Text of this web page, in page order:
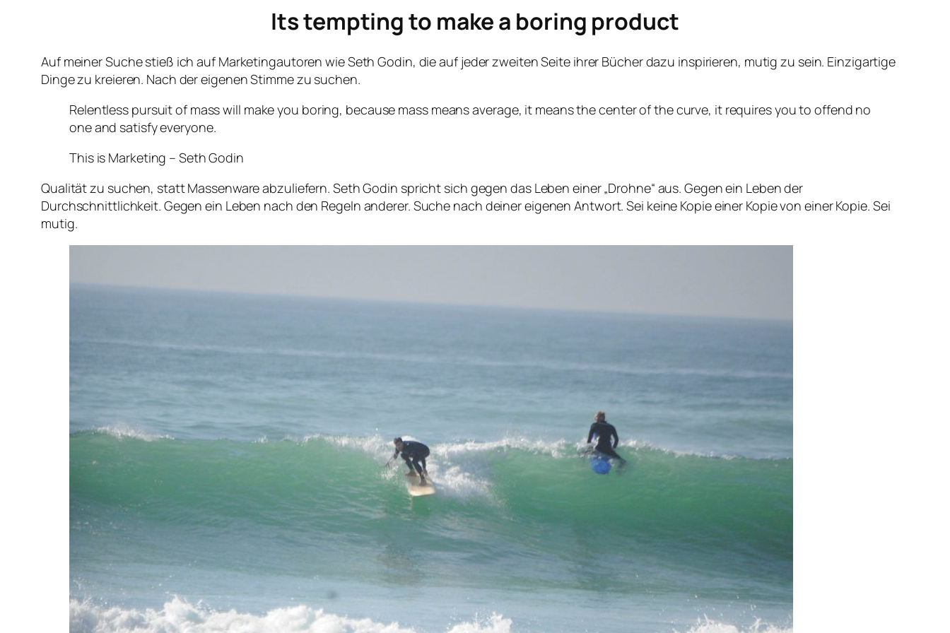
Its tempting to make a boring product
Auf meiner Suche stieß ich auf Marketingautoren wie Seth Godin, die auf jeder zweiten Seite ihrer Bücher dazu inspirieren, mutig zu sein. Einzigartige
Dinge zu kreieren. Nach der eigenen Stimme zu suchen.
Relentless pursuit of mass will make you boring, because mass means average, it means the center of the curve, it requires you to offend no
one and satisfy everyone.
This is Marketing – Seth Godin
Qualität zu suchen, statt Massenware abzuliefern. Seth Godin spricht sich gegen das Leben einer „Drohne“ aus. Gegen ein Leben der
Durchschnittlichkeit. Gegen ein Leben nach den Regeln anderer. Suche nach deiner eigenen Antwort. Sei keine Kopie einer Kopie von einer Kopie. Sei
mutig.